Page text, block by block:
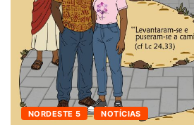
NORDESTE 5 NOTÍCIAS